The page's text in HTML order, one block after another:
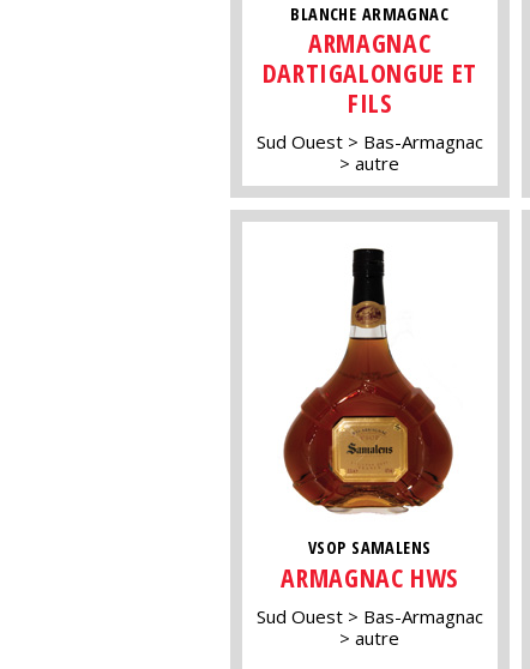
BLANCHE ARMAGNAC
ARMAGNAC
DARTIGALONGUE ET
FILS
Sud Ouest
Bas-Armagnac
autre
VSOP SAMALENS
ARMAGNAC HWS
Sud Ouest
Bas-Armagnac
autre